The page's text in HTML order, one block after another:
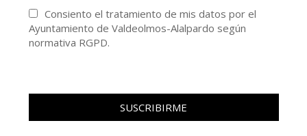
Consiento el tratamiento de mis datos por el
Ayuntamiento de Valdeolmos-Alalpardo según
normativa RGPD.